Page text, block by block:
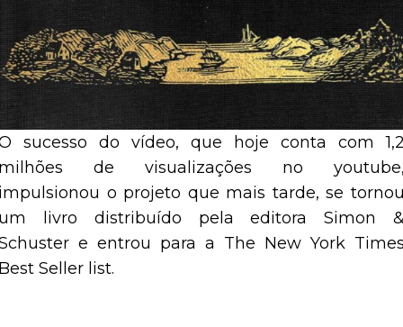
sucesso do vídeo, que hoje conta com
de visualizações no
o projeto que mais tarde, se
livro distribuído pela editora Simon
e entrou para a The New York
Seller list.